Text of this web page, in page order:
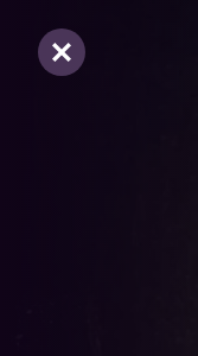
Sluiten